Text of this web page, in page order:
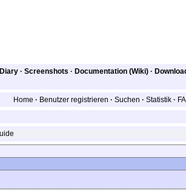
Diary· Screenshots · Documentation (Wiki)·
Home · Benutzer registrieren · Suchen · Statistik ·